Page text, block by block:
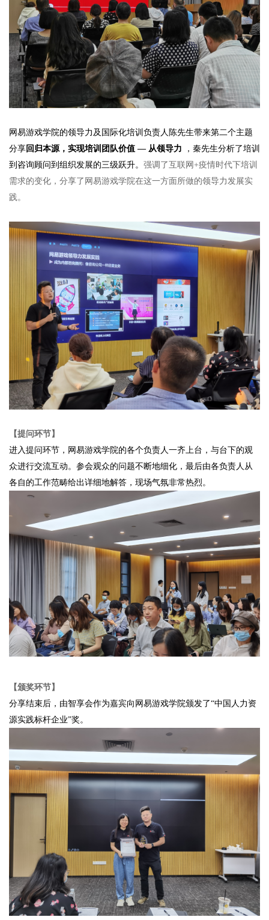
网易游戏学院的领导力及国际化培训负责人陈先生带来第二个主题
分享 回归本源，实现培训团队价值 — 从领导力
，秦先生分析了培训
到咨询顾问到组织发展的三级跃升。 强调了互联网 +疫情时代下培训
需求的变化，分享了网易游戏学院在这一方面所做的领导力发展实
践。
【提问环节】
进入提问环节，网易游戏学院的各个负责人一齐上台，与台下的观
众进行交流互动。参会观众的问题不断地细化，最后由各负责人从
各自的工作范畴给出详细地解答，现场气氛非常热烈。
【颁奖环节】
分享结束后，由智享会作为嘉宾向网易游戏学院颁发了“中国人力资
源实践标杆企业”奖。